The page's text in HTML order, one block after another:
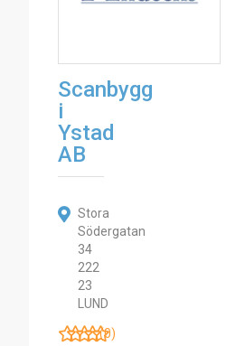
Scanbygg
i
Ystad
AB
Stora
Södergatan
34
222
23
LUND
(0)